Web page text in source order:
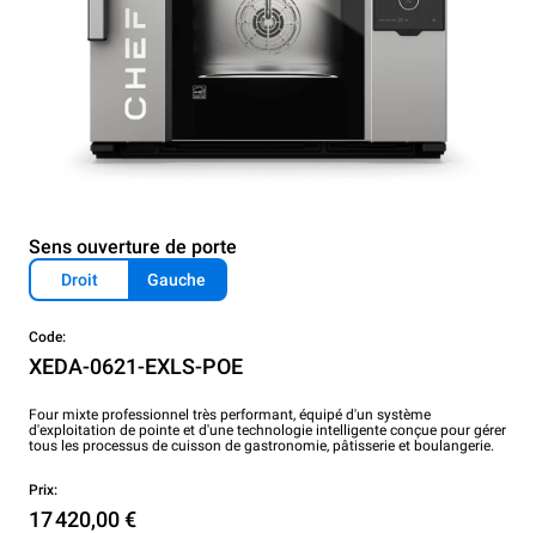
Sens ouverture de porte
Droit Gauche
Code:
XEDA-0621-EXLS-POE
Four mixte professionnel très performant, équipé d'un système
d'exploitation de pointe et d'une technologie intelligente conçue pour gérer
tous les processus de cuisson de gastronomie, pâtisserie et boulangerie.
Prix:
17 420,00 €